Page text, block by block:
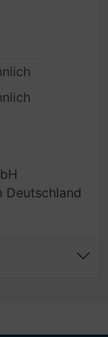
Deutschland